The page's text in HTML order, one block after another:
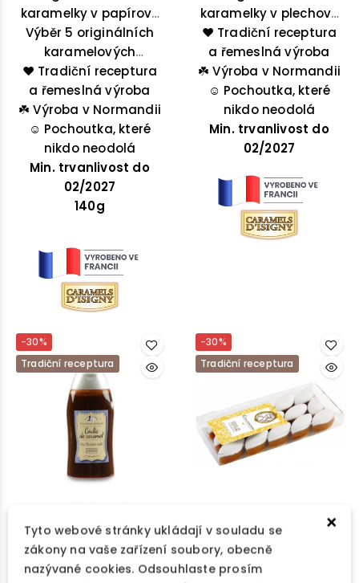
karamelky v papírové
krabičce z Normandie.
Pro milovníky
ovocných chutí.
Výběr 5 originálních
karamelových
příchutí: černý rybíz,
jahoda, mirabelka,
borůvka a švestka.
❤️ Tradiční receptura
a řemeslná výroba
☘️ Výroba v Normandii
☺️ Pochoutka, které
nikdo neodolá
Min. trvanlivost do
02/2027
140g
karamelky v plechové
krabičce z Normandie
se solí z Guerande.
❤️ Tradiční receptura
a řemeslná výroba
☘️ Výroba v Normandii
☺️ Pochoutka, které
nikdo neodolá
Min. trvanlivost do
02/2027
-30%
Tradiční receptura
Caramels d'Isigny
Poleva Slaný Karamel
320g
-30%
Tradiční receptura
Nougat Diane de
Poytiers
Mini Calisson Z Provence
×
Tyto webové stránky ukládají v souladu se
zákony na vaše zařízení soubory, obecně
nazývané cookies. Odsouhlaste prosím